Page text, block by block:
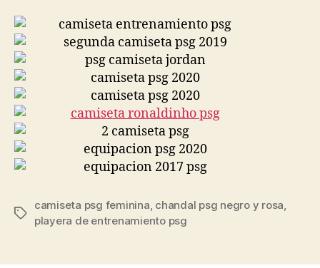
Etiquetas
camiseta psg feminina, chandal psg negro y rosa,
playera de entrenamiento psg